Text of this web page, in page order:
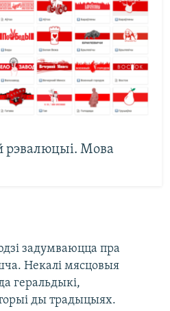
рэвалюцыі. Мова
задумваюцца пра
Некалі мясцовыя
геральдыкі,
ды традыцыях.